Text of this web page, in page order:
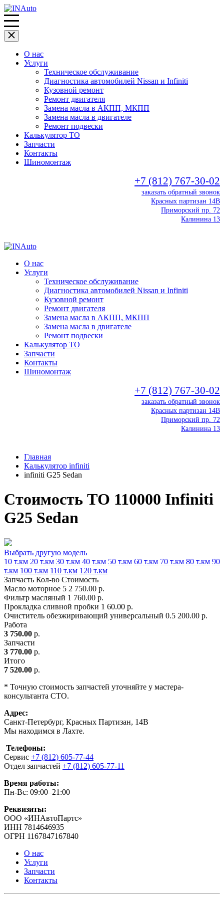
О нас
Услуги
Техническое обслуживание
Диагностика автомобилей Nissan и Infiniti
Кузовной ремонт
Ремонт двигателя
Замена масла в АКПП, МКПП
Замена масла в двигателе
Ремонт подвески
Калькулятор ТО
Запчасти
Контакты
Шиномонтаж
+7 (812) 767-30-02
заказать обратный звонок
Красных партизан 14В
Приморский пр. 72
Калинина 13
О нас
Услуги
Техническое обслуживание
Диагностика автомобилей Nissan и Infiniti
Кузовной ремонт
Ремонт двигателя
Замена масла в АКПП, МКПП
Замена масла в двигателе
Ремонт подвески
Калькулятор ТО
Запчасти
Контакты
Шиномонтаж
+7 (812) 767-30-02
заказать обратный звонок
Красных партизан 14В
Приморский пр. 72
Калинина 13
Главная
Калькулятор infiniti
infiniti G25 Sedan
Стоимость ТО 110000 Infiniti
G25 Sedan
Выбрать другую модель
10 т.км 20 т.км 30 т.км 40 т.км 50 т.км 60 т.км 70 т.км 80 т.км 90
т.км 100 т.км 110 т.км 120 т.км
Запчасть Кол-во Стоимость
Масло моторное 5 2 750.00 р.
Фильтр масляный 1 760.00 р.
Прокладка сливной пробки 1 60.00 р.
Очиститель обезжиривающий универсальный 0.5 200.00 р.
Работа
3 750.00 р.
Запчасти
3 770.00 р.
Итого
7 520.00 р.
* Точную стоимость запчастей уточняйте у мастера-
консультанта СТО.
Адрес:
Санкт-Петербург, Красных Партизан, 14В
Мы находимся в Лахте.
Телефоны:
Сервис +7 (812) 605-77-44
Отдел запчастей +7 (812) 605-77-11
Время работы:
Пн-Вс: 09:00–21:00
Реквизиты:
ООО «ИНАвтоПартс»
ИНН 7814646935
ОГРН 1167847167840
О нас
Услуги
Запчасти
Контакты